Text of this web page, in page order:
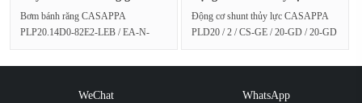
Bơm bánh răng CASAPPA
PLP20.14D0-82E2-LEB / EA-N-
250BARCà···
Động cơ shunt thủy lực CASAPPA
PLD20 / 2 / CS-GE / 20-GD / 20-GD
WeChat WhatsApp